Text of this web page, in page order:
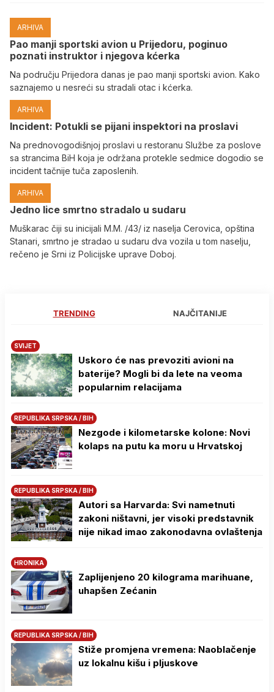
ARHIVA
Pao manji sportski avion u Prijedoru, poginuo
poznati instruktor i njegova kćerka
Na području Prijedora danas je pao manji sportski avion. Kako
saznajemo u nesreći su stradali otac i kćerka.
ARHIVA
Incident: Potukli se pijani inspektori na proslavi
Na prednovogodišnjoj proslavi u restoranu Službe za poslove
sa strancima BiH koja je održana protekle sedmice dogodio se
incident tačnije tuča zaposlenih.
ARHIVA
Јedno lice smrtno stradalo u sudaru
Muškarac čiji su inicijali M.M. /43/ iz naselja Cerovica, opština
Stanari, smrtno je stradao u sudaru dva vozila u tom naselju,
rečeno je Srni iz Policijske uprave Doboj.
TRENDING NAJČITANIJE
SVIJET
Uskoro će nas prevoziti avioni na
baterije? Mogli bi da lete na veoma
popularnim relacijama
REPUBLIKA SRPSKA / BIH
Nezgode i kilometarske kolone: Novi
kolaps na putu ka moru u Hrvatskoj
REPUBLIKA SRPSKA / BIH
Autori sa Harvarda: Svi nametnuti
zakoni ništavni, jer visoki predstavnik
nije nikad imao zakonodavna ovlaštenja
HRONIKA
Zaplijenjeno 20 kilograma marihuane,
uhapšen Zećanin
REPUBLIKA SRPSKA / BIH
Stiže promjena vremena: Naoblačenje
uz lokalnu kišu i pljuskove